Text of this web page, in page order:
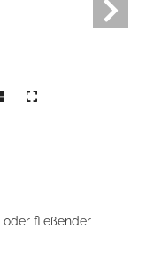
oder fließender